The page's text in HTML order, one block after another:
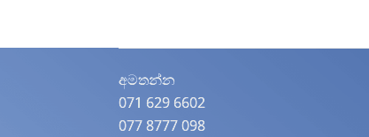
අමතන්න​
071 629 6602
077 8777 098